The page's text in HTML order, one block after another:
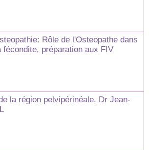
Rôle de l'Osteopathe dans
fécondite, préparation aux FIV
la région pelvipérinéale. Dr Jean-